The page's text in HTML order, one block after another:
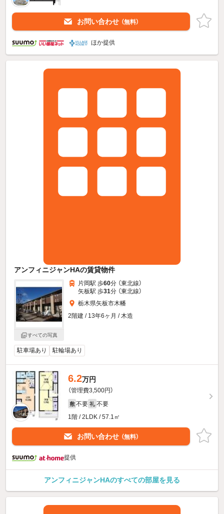
お問い合わせ （無料）
ほか提供
アンフィニジャンHAの賃貸物件
すべての写真
片岡駅 歩60分 （東北線）
矢板駅 歩31分 （東北線）
栃木県矢板市木幡
2階建 / 13年6ヶ月 / 木造
駐車場あり 駐輪場あり
6.2万円
（管理費3,500円）
敷 不要 礼 不要
1階 / 2LDK / 57.1㎡
お問い合わせ （無料）
提供
アンフィニジャンHAのすべての部屋を見る